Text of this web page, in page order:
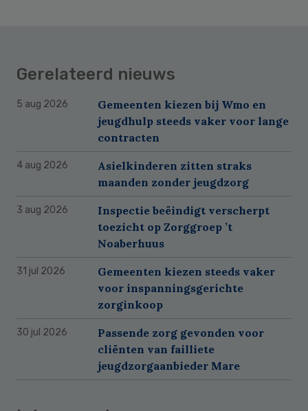
Gerelateerd nieuws
5 aug 2026
Gemeenten kiezen bij Wmo en
jeugdhulp steeds vaker voor lange
contracten
4 aug 2026
Asielkinderen zitten straks
maanden zonder jeugdzorg
3 aug 2026
Inspectie beëindigt verscherpt
toezicht op Zorggroep ’t
Noaberhuus
31 jul 2026
Gemeenten kiezen steeds vaker
voor inspanningsgerichte
zorginkoop
30 jul 2026
Passende zorg gevonden voor
cliënten van failliete
jeugdzorgaanbieder Mare